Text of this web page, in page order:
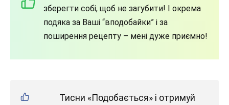
зберегти собі, щоб не загубити! І окрема
подяка за Ваші “вподобайки” і за
поширення рецепту – мені дуже приємно!
Тисни «Подобається» і отримуй